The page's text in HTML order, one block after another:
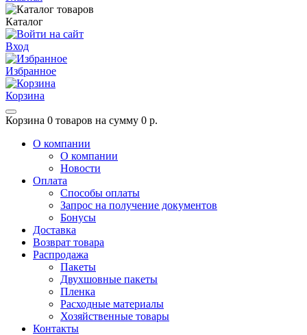
Каталог
Вход
Избранное
Корзина
Корзина 0 товаров на сумму 0 р.
О компании
О компании
Новости
Оплата
Способы оплаты
Запрос на получение документов
Бонусы
Доставка
Возврат товара
Распродажа
Пакеты
Двухшовные пакеты
Пленка
Расходные материалы
Хозяйственные товары
Контакты